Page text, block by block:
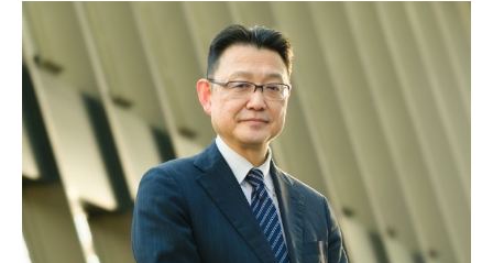
マルチステークホルダー方針
カスタマーハラスメントに対する基本方針